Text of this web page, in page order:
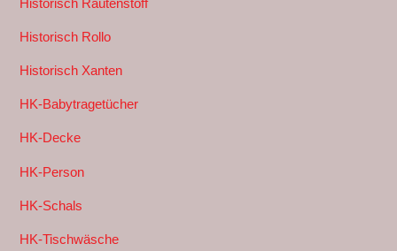
Historisch Rollo
Historisch Xanten
HK-Babytragetücher
HK-Decke
HK-Person
HK-Schals
HK-Tischwäsche